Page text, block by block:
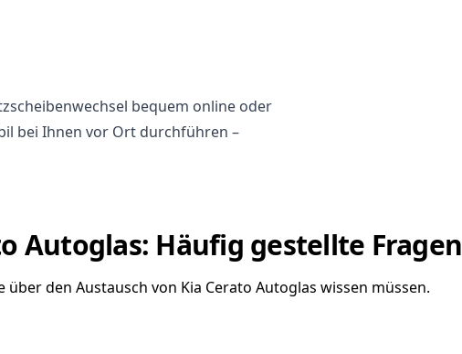
bequem online oder
bei Ihnen vor Ort durchführen –
Autoglas: Häufig gestellte Fragen
über den Austausch von Kia Cerato Autoglas wissen müssen.